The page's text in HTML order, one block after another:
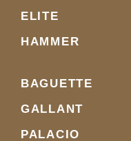
ELITE
HAMMER
BAGUETTE
GALLANT
PALACIO